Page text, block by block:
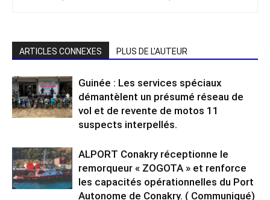
ARTICLES CONNEXES PLUS DE L'AUTEUR
Guinée : Les services spéciaux
démantèlent un présumé réseau de
vol et de revente de motos 11
suspects interpellés.
ALPORT Conakry réceptionne le
remorqueur « ZOGOTA » et renforce
les capacités opérationnelles du Port
Autonome de Conakry. ( Communiqué)